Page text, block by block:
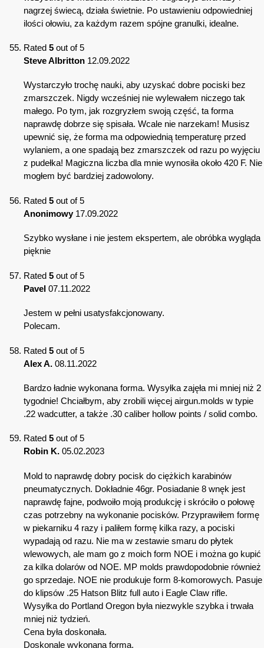
nagrzej świecą, działa świetnie. Po ustawieniu odpowiedniej
ilości ołowiu, za każdym razem spójne granulki, idealne.
Rated 5 out of 5
Steve Albritton 12.09.2022
Wystarczyło trochę nauki, aby uzyskać dobre pociski bez
zmarszczek. Nigdy wcześniej nie wylewałem niczego tak
małego. Po tym, jak rozgryzłem swoją część, ta forma
naprawdę dobrze się spisała. Wcale nie narzekam! Musisz
upewnić się, że forma ma odpowiednią temperaturę przed
wylaniem, a one spadają bez zmarszczek od razu po wyjęciu
z pudełka! Magiczna liczba dla mnie wynosiła około 420 F. Nie
mogłem być bardziej zadowolony.
Rated 5 out of 5
Anonimowy 17.09.2022
Szybko wysłane i nie jestem ekspertem, ale obróbka wygląda
pięknie
Rated 5 out of 5
Pavel 07.11.2022
Jestem w pełni usatysfakcjonowany.
Polecam.
Rated 5 out of 5
Alex A. 08.11.2022
Bardzo ładnie wykonana forma. Wysyłka zajęła mi mniej niż 2
tygodnie! Chciałbym, aby zrobili więcej airgun.molds w typie
.22 wadcutter, a także .30 caliber hollow points / solid combo.
Rated 5 out of 5
Robin K. 05.02.2023
Mold to naprawdę dobry pocisk do ciężkich karabinów
pneumatycznych. Dokładnie 46gr. Posiadanie 8 wnęk jest
naprawdę fajne, podwoiło moją produkcję i skróciło o połowę
czas potrzebny na wykonanie pocisków. Przyprawiłem formę
w piekarniku 4 razy i paliłem formę kilka razy, a pociski
wypadają od razu. Nie ma w zestawie smaru do płytek
wlewowych, ale mam go z moich form NOE i można go kupić
za kilka dolarów od NOE. MP molds prawdopodobnie również
go sprzedaje. NOE nie produkuje form 8-komorowych. Pasuje
do klipsów .25 Hatson Blitz full auto i Eagle Claw rifle.
Wysyłka do Portland Oregon była niezwykle szybka i trwała
mniej niż tydzień.
Cena była doskonała.
Doskonale wykonana forma.